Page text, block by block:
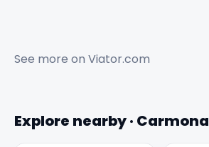
See more on Viator.com
Explore nearby · Carmona